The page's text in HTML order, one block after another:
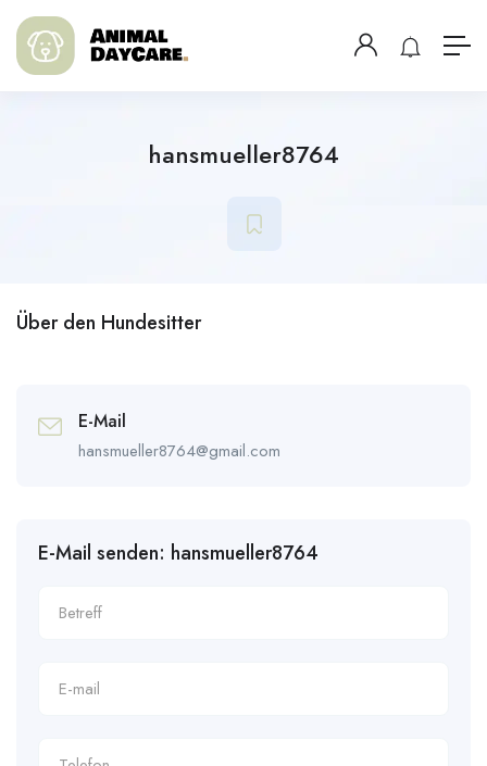
hansmueller8764
Über den Hundesitter
E-Mail
hansmueller8764@gmail.com
E-Mail senden: hansmueller8764